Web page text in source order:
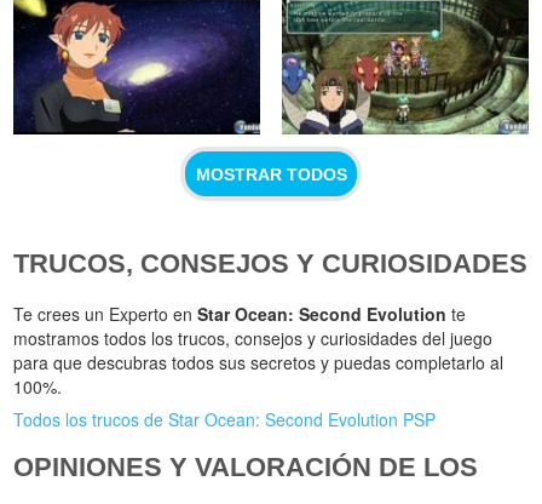
MOSTRAR TODOS
TRUCOS, CONSEJOS Y CURIOSIDADES
Te crees un Experto enStar Ocean: Second Evolution te
mostramos todos los trucos, consejos y curiosidades del juego
para que descubras todos sus secretos y puedas completarlo al
100%.
Todos los trucos de Star Ocean: Second Evolution PSP
OPINIONES Y VALORACIÓN DE LOS